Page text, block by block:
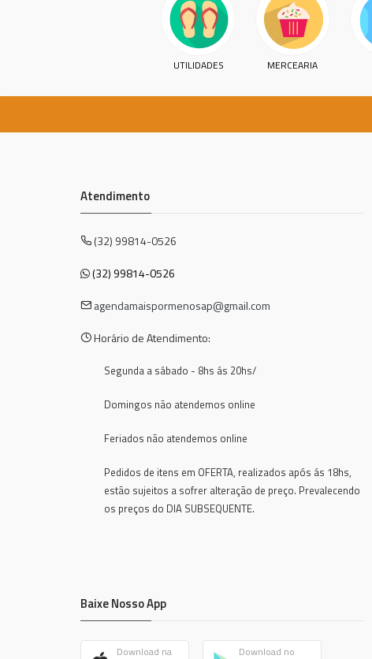
UTILIDADES MERCEARIA
Atendimento
(32) 99814-0526
(32) 99814-0526
agendamaispormenosap@gmail.com
Horário de Atendimento:
Segunda a sábado - 8hs ás 20hs/
Domingos não atendemos online
Feriados não atendemos online
Pedidos de itens em OFERTA, realizados após ás 18hs,
estão sujeitos a sofrer alteração de preço. Prevalecendo
os preços do DIA SUBSEQUENTE.
Baixe Nosso App
Download na Download no